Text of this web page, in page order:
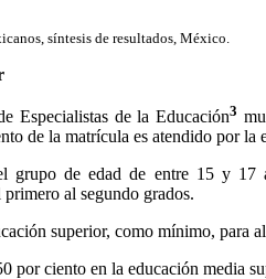
síntesis de resultados, México.
Especialistas de la Educación3
de la matrícula es atendido por la
de edad de entre 15 y
al segundo grados.
superior, como mínimo, para
por ciento en la educación media